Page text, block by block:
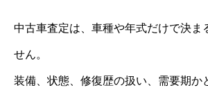
中古車査定は、車種や年式だけで決ま
せん。
装備、状態、修復歴の扱い、需要期か